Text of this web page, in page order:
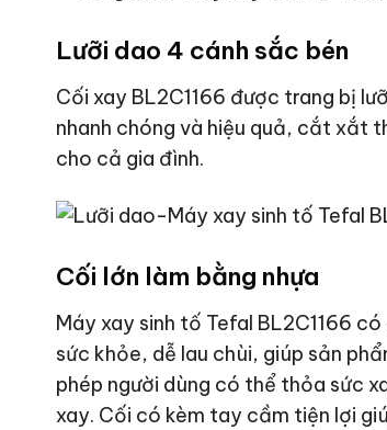
Lưỡi dao 4 cánh sắc bén
Cối xay BL2C1166 được trang bị
nhanh chóng và hiệu quả, cắt xắt
cho cả gia đình.
Cối lớn làm bằng nhựa
Máy xay sinh tố Tefal BL2C1166
sức khỏe, dễ lau chùi, giúp sản
phép người dùng có thể thỏa sức
xay. Cối có kèm tay cầm tiện lợi